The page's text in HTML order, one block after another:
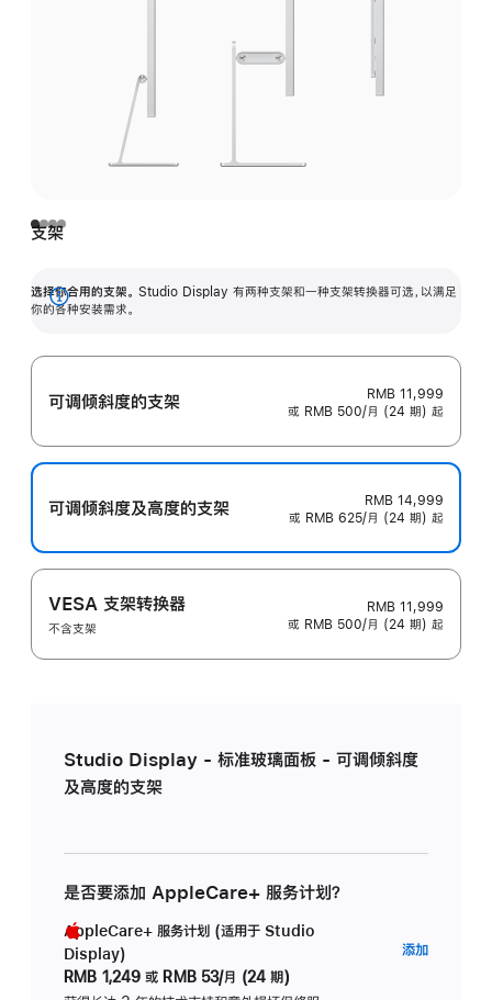
支架
选择你合用的支架。 Studio Display 有两种支架和一种支架转换器可选，以满足
你的各种安装需求。
展
可调倾斜度的支架
RMB 11,999
或 RMB 500/月 (24 期) 起
可调倾斜度及高‍度的支‍架
RMB 14,999
或 RMB 625/月 (24 期) 起
VESA 支架转换器
不含支架
RMB 11,999
或 RMB 500/月 (24 期) 起
Studio Display - 标准玻璃面板 - 可调倾斜度
及高度的支架
是否要添加 AppleCare+ 服务计划？
AppleCare+ 服务计划 (适用于 Studio
Display)
RMB 1,249 或 RMB 53/月 (24 期)
添加